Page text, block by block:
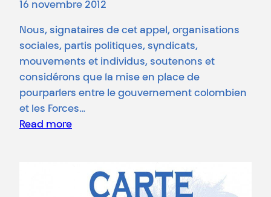
16 novembre 2012
Nous, signataires de cet appel, organisations
sociales, partis politiques, syndicats,
mouvements et individus, soutenons et
considérons que la mise en place de
pourparlers entre le gouvernement colombien
et les Forces…
Read more